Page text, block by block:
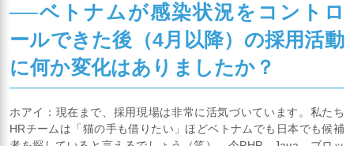
──ベトナムが感染状況をコントロ
ールできた後（4月以降）の採用活動
に何か変化はありましたか？
ホアイ：現在まで、採用現場は非常に活気づいています。私たち
HRチームは「猫の手も借りたい」ほどベトナムでも日本でも候補